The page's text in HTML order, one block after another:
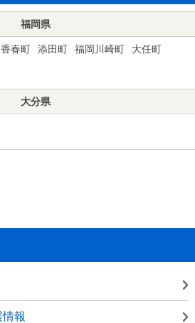
福岡県
香春町 添田町 福岡川崎町
大任町
大分県
報